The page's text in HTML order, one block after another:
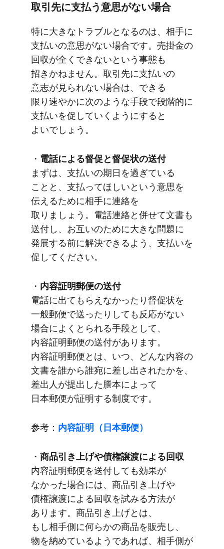
取引先に​支払う​意思が​ない​場合
特に​大きな​トラブルと​なるのは、​相手に​
支払いの​意思が​ない​場合です。​売掛金の​
回収が​全く​できないと​いう​事態も​
招きかねません。​取引先に​支払いの​
意志が​見られない​場合は、​できる​
限り速やかに​次のような​手段で​段階的に​
支払いを​促していく​ように​すると​
よいでしょう。
・ 電話に​よる​督促と​督促状の​送付
まずは、​支払いの​期日を​過ぎている​
ことと、​支払って​ほしいと​いう​意思を​
伝える​ために​相手に​連絡を​
取りましょう。​電話連絡と​併せて​文書も​
送付し、​お互いの​ために​大きな​問題に​
発展する​前に​解決できるよう、​支払いを​
促してください。
・ 内容証明郵便の​送付
電話に​出て​もらえなかったり督促状を​
一般郵便で​送ったりしても​反応が​ない​
場合に​よくとられる​手段と​して、​
内容証明郵便の​送付が​あります。​
内容証明郵便とは、​いつ、​どんな​内容の​
文書を​誰から​誰宛に​差し出されたかを、​
差出人が​提出した​謄本に​よって​
日本郵便が​証明する​制度です。
参考： 内容証明​（日本郵便）
・ 商品引き上げや​債権譲渡に​よる​回収
内容証明郵便を​送付しても​効果が​
なかった​場合には、​商品引き上げや​
債権譲渡に​よる​回収を​試みる​方​法が​
あります。​商品引き上げとは、
もし相手側に​何らかの​商品を​販売し、​
物を​納めているようであれば、​相手側が​